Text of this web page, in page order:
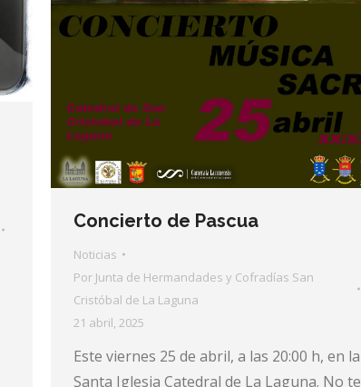
Concierto de Pascua
Noticias
Por Junta de Hermandades y Cofradías San
Cristóbal de La Laguna
21 abril, 2025
Este viernes 25 de abril, a las 20:00 h, en la
Santa Iglesia Catedral de La Laguna. No te